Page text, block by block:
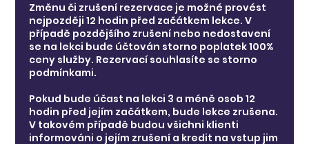
Změnu či zrušení rezervace je možné provést
nejpozději 12 hodin před začátkem lekce. V
případě pozdějšího zrušení nebo nedostavení
se na lekci bude účtován storno poplatek 100%
ceny služby. Rezervací souhlasíte se storno
podmínkami.
Pokud bude účast na lekci 3 a méně osob 12
hodin před jejím začátkem, bude lekce zrušena.
V takovém případě budou všichni klienti
informováni o jejím zrušení a kredit na vstup jim